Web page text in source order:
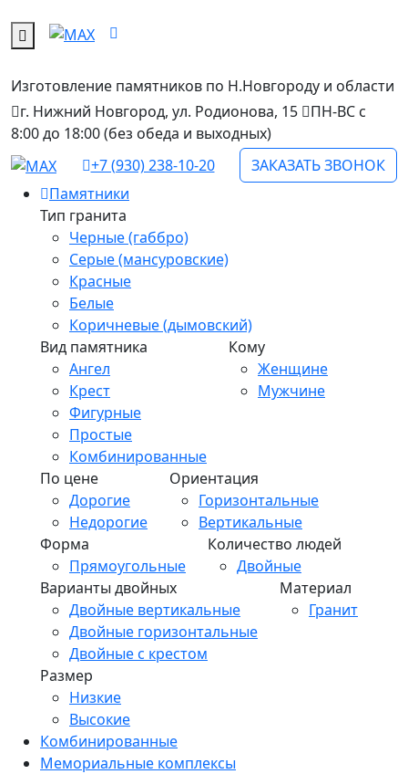
Изготовление памятников по Н.Новгороду и области
г. Нижний Новгород, ул. Родионова, 15
ПН-ВС с
8:00 до 18:00 (без обеда и выходных)
+7 (930) 238-10-20
ЗАКАЗАТЬ ЗВОНОК
Памятники
Тип гранита
Черные (габбро)
Серые (мансуровские)
Красные
Белые
Коричневые (дымовский)
Вид памятника
Ангел
Крест
Фигурные
Простые
Комбинированные
Кому
Женщине
Мужчине
По цене
Дорогие
Недорогие
Ориентация
Горизонтальные
Вертикальные
Форма
Прямоугольные
Количество людей
Двойные
Варианты двойных
Двойные вертикальные
Двойные горизонтальные
Двойные с крестом
Материал
Гранит
Размер
Низкие
Высокие
Комбинированные
Мемориальные комплексы